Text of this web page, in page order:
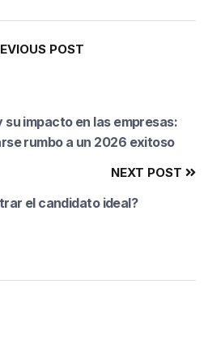
POST
su impacto en las empresas:
rumbo a un 2026 exitoso
NEXT POST
el candidato ideal?